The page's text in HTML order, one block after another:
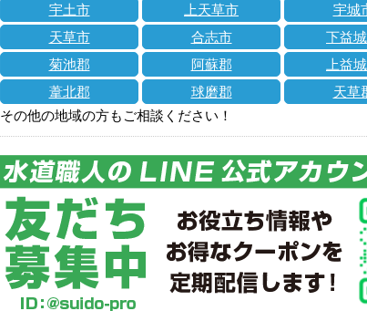
宇土市
上天草市 宇城
天草市
合志市 下益
菊池郡
阿蘇郡 上益
葦北郡
球磨郡
天草
その他の地域の方もご相談ください！